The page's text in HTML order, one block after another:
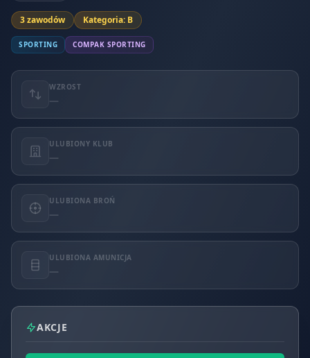
3 zawodów Kategoria: B
SPORTING COMPAK SPORTING
WZROST
—
ULUBIONY KLUB
—
ULUBIONA BROŃ
—
ULUBIONA AMUNICJA
—
AKCJE